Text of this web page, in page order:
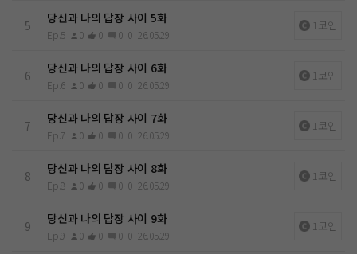
5 당신과 나의 답장 사이 5화
Ep.5 0 0 0 0 26.05.29
1코인
6 당신과 나의 답장 사이 6화
Ep.6 0 0 0 0 26.05.29
1코인
7 당신과 나의 답장 사이 7화
Ep.7 0 0 0 0 26.05.29
1코인
8 당신과 나의 답장 사이 8화
Ep.8 0 0 0 0 26.05.29
1코인
9 당신과 나의 답장 사이 9화
Ep.9 0 0 0 0 26.05.29
1코인